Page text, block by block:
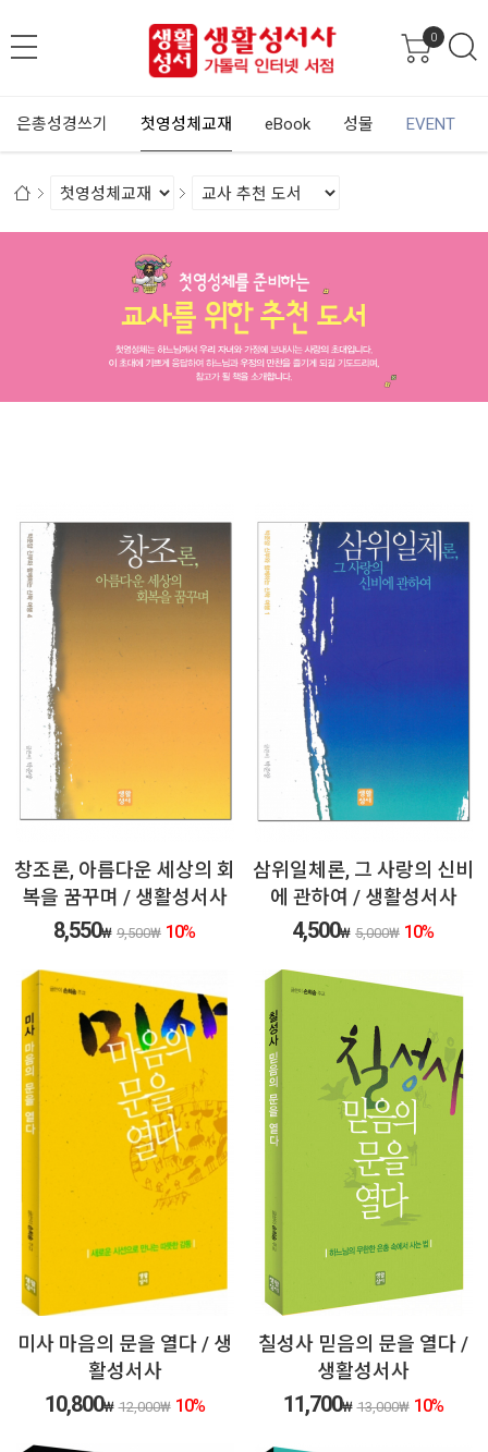
0
은총성경쓰기 첫영성체교재 eBook 성물 EVENT
창조론, 아름다운 세상의 회
복을 꿈꾸며 / 생활성서사
8,550₩ 9,500₩ 10%
삼위일체론, 그 사랑의 신비
에 관하여 / 생활성서사
4,500₩ 5,000₩ 10%
미사 마음의 문을 열다 / 생
활성서사
10,800₩ 12,000₩ 10%
칠성사 믿음의 문을 열다 /
생활성서사
11,700₩ 13,000₩ 10%